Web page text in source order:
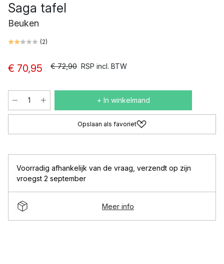
Saga tafel
Beuken
(2)
€ 70,95 € 72,90 RSP incl. BTW
+ In winkelmand
Opslaan als favoriet
Voorradig afhankelijk van de vraag verzendt op zijn
vroegst 2 september
Meer info